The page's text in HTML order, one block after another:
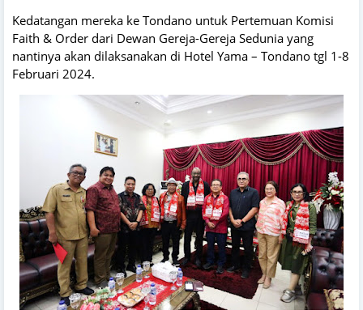
Kedatangan mereka ke Tondano untuk Pertemuan Komisi
Faith & Order dari Dewan Gereja-Gereja Sedunia yang
nantinya akan dilaksanakan di Hotel Yama – Tondano tgl 1-8
Februari 2024.